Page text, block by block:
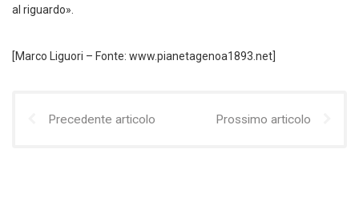
al riguardo».
[Marco Liguori – Fonte: www.pianetagenoa1893.net]
Precedente articolo Prossimo articolo